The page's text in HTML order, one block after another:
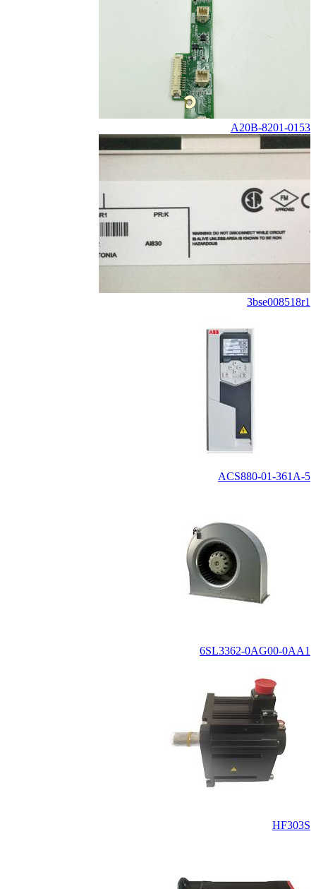
A20B-8201-0153
3bse008518r1
ACS880-01-361A-5
6SL3362-0AG00-0AA1
HF303S